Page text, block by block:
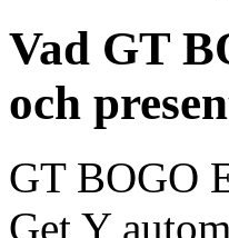
Vad GT
och
GT BOGO
Get Y